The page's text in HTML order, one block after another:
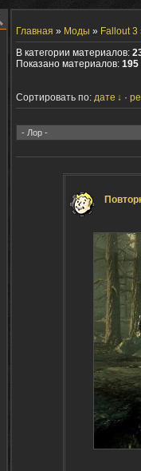
Главная » Моды » Fallout 3
В категории материалов:
Показано материалов: 195
Сортировать по: дате